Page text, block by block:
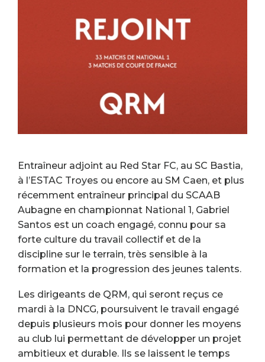
Entraîneur adjoint au Red Star FC, au SC Bastia,
à l’ESTAC Troyes ou encore au SM Caen, et plus
récemment entraîneur principal du SCAAB
Aubagne en championnat National 1, Gabriel
Santos est un coach engagé, connu pour sa
forte culture du travail collectif et de la
discipline sur le terrain, très sensible à la
formation et la progression des jeunes talents.
Les dirigeants de QRM, qui seront reçus ce
mardi à la DNCG, poursuivent le travail engagé
depuis plusieurs mois pour donner les moyens
au club lui permettant de développer un projet
ambitieux et durable. Ils se laissent le temps